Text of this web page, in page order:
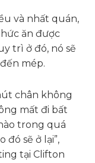
và nhất quán,
ăn được
trì ở đó, nó sẽ
mép.
chân không
mất đi bất
trong quá
đó sẽ ở lại”,
tại Clifton